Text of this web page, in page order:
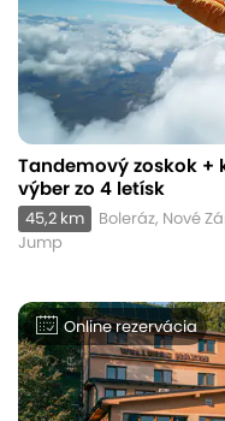
Tandemový zoskok +
výber zo 4 letísk
45,2 km
Boleráz, Nové
Jump
Online rezervácia